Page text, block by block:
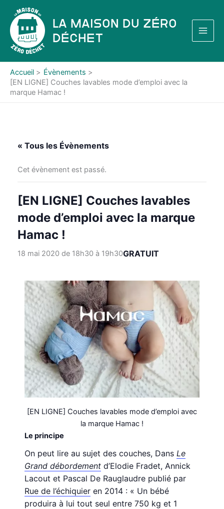
contenu
La Maison du Zéro
Déchet
Accueil
Évènements
[EN LIGNE] Couches lavables mode d’emploi avec la
marque Hamac !
« Tous les Évènements
Cet évènement est passé.
[EN LIGNE] Couches lavables
mode d’emploi avec la marque
Hamac !
18 mai 2020 de 18h30à 19h30GRATUIT
[EN LIGNE] Couches lavables mode d’emploi avec
la marque Hamac !
Le principe
On peut lire au sujet des couches, Dans Le
Grand débordement d’Elodie Fradet, Annick
Lacout et Pascal De Rauglaudre publié par
Rue de l’échiquier en 2014 : « Un bébé
produira à lui tout seul entre 750 kg et 1